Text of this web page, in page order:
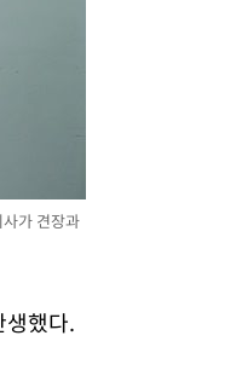
가 견장과
생했다.